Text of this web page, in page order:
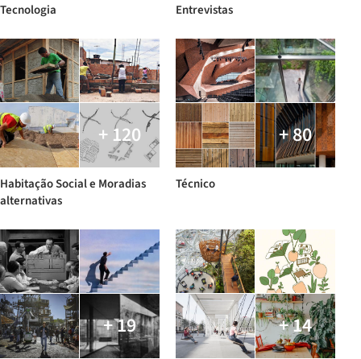
Tecnologia Entrevistas
+ 120
Habitação Social e Moradias
alternativas
+ 80
Técnico
+ 19 + 14